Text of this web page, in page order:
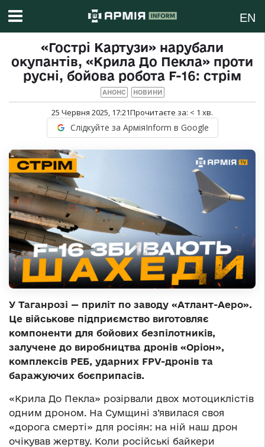
EN
«Гострі Картузи» нарубали
окупантів, «Крила До Пекла» проти
русні, бойова робота F-16: стрім
АНОНС НОВИНИ
25 Червня 2025, 17:21Прочитаєте за: < 1 хв.
Слідкуйте за АрміяInform в Google
У Таганрозі — приліт по заводу «Атлант-Аеро».
Це військове підприємство виготовляє
компоненти для бойових безпілотників,
залучене до виробництва дронів «Оріон»,
комплексів РЕБ, ударних FPV-дронів та
баражуючих боєприпасів.
«Крила До Пекла» розірвали двох мотоциклістів
одним дроном. На Сумщині з’явилася своя
«дорога смерті» для росіян: на ній наш дрон
очікував жертву. Коли російські байкери